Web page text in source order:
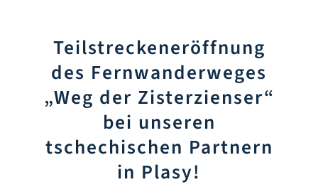
Downloads
Lernort
Kulinarik
Teilstreckeneröffnung
des Fernwanderweges
„Weg der Zisterzienser“
bei unseren
tschechischen Partnern
in Plasy!